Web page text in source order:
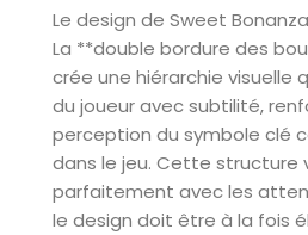
Le design de Sweet
La **double bordure des
crée une hiérarchie visuelle
du joueur avec subtilité,
perception du symbole clé
dans le jeu. Cette structure
parfaitement avec les
le design doit être à la fois